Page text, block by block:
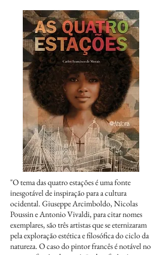
"O tema das quatro estações é uma fonte
inesgotável de inspiração para a cultura
ocidental. Giuseppe Arcimboldo, Nicolas
Poussin e Antonio Vivaldi, para citar nomes
exemplares, são três artistas que se eternizaram
pela exploração estética e filosófica do ciclo da
natureza. O caso do pintor francês é notável no